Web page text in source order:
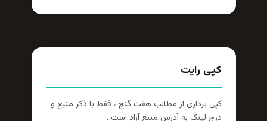
کپی رایت
کپی برداری از مطالب هفت گنج ، فقط با ذکر منبع و
درج لینک به آدرس منبع آزاد است .